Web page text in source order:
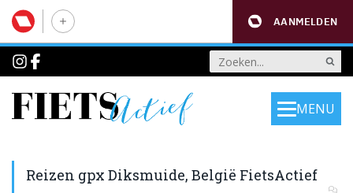
AANMELDEN
MENU
Reizen gpx Diksmuide, België FietsActief